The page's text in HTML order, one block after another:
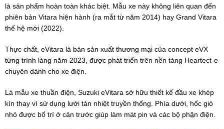
là sản phẩm hoàn toàn khác biệt. Mẫu xe này không liên quan đến
phiên bản Vitara hiện hành (ra mắt từ năm 2014) hay Grand Vitara
thế hệ mới (2022).
Thực chất, eVitara là bản sản xuất thương mại của concept eVX
từng trình làng năm 2023, được phát triển trên nền tảng Heartect-e
chuyên dành cho xe điện.
Là mẫu xe thuần điện, Suzuki eVitara sở hữu thiết kế đầu xe khép
kín thay vì sử dụng lưới tản nhiệt truyền thống. Phía dưới, hốc gió
nhỏ được bố trí ở cản trước giúp làm mát pin và các bộ phận điện.